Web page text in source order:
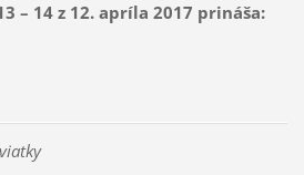
– 14 z 12. apríla 2017 prináša: